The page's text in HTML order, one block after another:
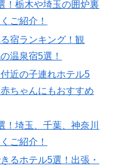
！栃木や埼玉の囲炉裏
ご紹介！
宿ランキング！観
温泉宿5選！
近の子連れホテル5
ちゃんにもおすすめ
埼玉、千葉、神奈川
ご紹介！
るホテル5選！出張・